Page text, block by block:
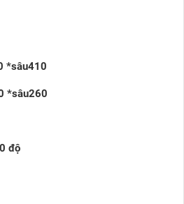
*sâu410
*sâu260
độ